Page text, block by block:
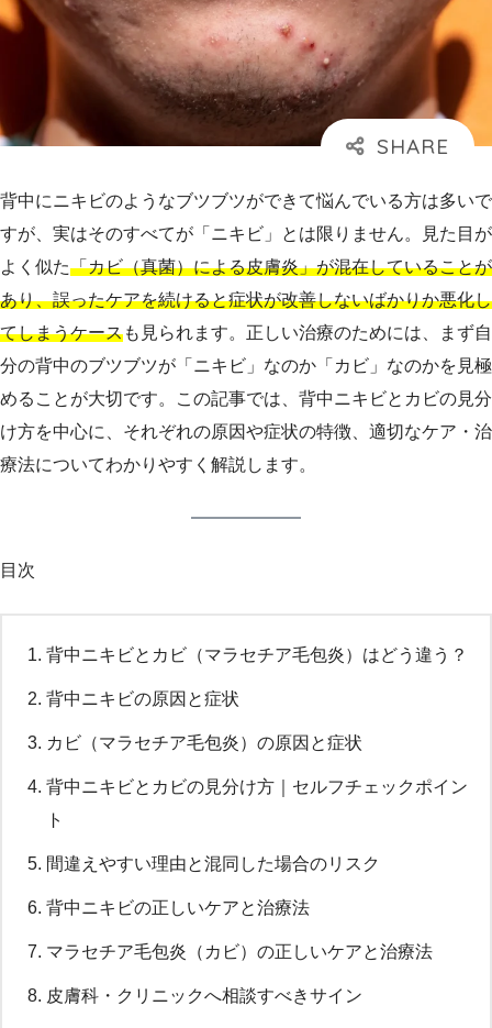
背中にニキビのようなブツブツができて悩んでいる方は多いで
すが、実はそのすべてが「ニキビ」とは限りません。見た目が
よく似た「カビ（真菌）による皮膚炎」が混在していることが
あり、誤ったケアを続けると症状が改善しないばかりか悪化し
てしまうケースも見られます。正しい治療のためには、まず自
分の背中のブツブツが「ニキビ」なのか「カビ」なのかを見極
めることが大切です。この記事では、背中ニキビとカビの見分
け方を中心に、それぞれの原因や症状の特徴、適切なケア・治
療法についてわかりやすく解説します。
目次
背中ニキビとカビ（マラセチア毛包炎）はどう違う？
背中ニキビの原因と症状
カビ（マラセチア毛包炎）の原因と症状
背中ニキビとカビの見分け方｜セルフチェックポイン
ト
間違えやすい理由と混同した場合のリスク
背中ニキビの正しいケアと治療法
マラセチア毛包炎（カビ）の正しいケアと治療法
皮膚科・クリニックへ相談すべきサイン